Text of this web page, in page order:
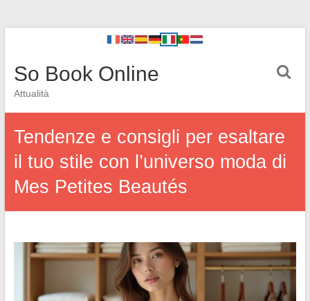
So Book Online
Attualità
Tendenze e consigli per esaltare
il tuo stile con l’universo moda di
Mes Petites Beautés